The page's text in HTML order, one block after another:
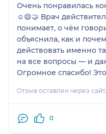
Очень понравилась
☺😄🤝 Врач
понимает, о чём
объяснила, как и
действовать именно
на все вопросы — и
Огромное спасибо!
проблема с желудком,
Другие врачи тоже не
Отзыв оставлен через
0